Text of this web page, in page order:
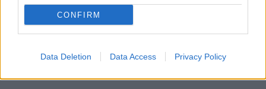
CONFIRM
Data Deletion Data Access Privacy Policy
Prisijungti komentatoriams